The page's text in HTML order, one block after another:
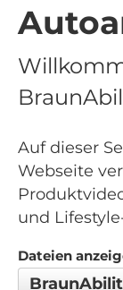
Auf dieser
Webseite
und
Dateien